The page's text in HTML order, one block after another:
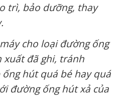
trì, bảo dưỡng, thay
máy cho loại đường ống
xuất đã ghi, tránh
hút quá bé hay quá
đường ống hút xả của